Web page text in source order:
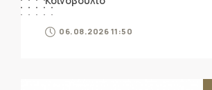
06.08.2026 11:50